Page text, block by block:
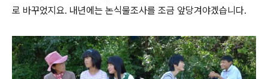
로 바꾸었지요. 내년에는 논식물조사를 조금 앞당겨야겠습니다.